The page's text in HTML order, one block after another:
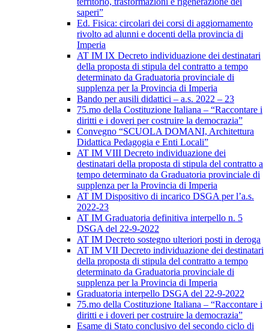
saperi”
Ed. Fisica: circolari dei corsi di aggiornamento
rivolto ad alunni e docenti della provincia di
Imperia
AT IM IX Decreto individuazione dei destinatari
della proposta di stipula del contratto a tempo
determinato da Graduatoria provinciale di
supplenza per la Provincia di Imperia
Bando per ausili didattici – a.s. 2022 – 23
75.mo della Costituzione Italiana – “Raccontare i
diritti e i doveri per costruire la democrazia”
Convegno “SCUOLA DOMANI, Architettura
Didattica Pedagogia e Enti Locali”
AT IM VIII Decreto individuazione dei
destinatari della proposta di stipula del contratto a
tempo determinato da Graduatoria provinciale di
supplenza per la Provincia di Imperia
AT IM Dispositivo di incarico DSGA per l’a.s.
2022-23
AT IM Graduatoria definitiva interpello n. 5
DSGA del 22-9-2022
AT IM Decreto sostegno ulteriori posti in deroga
AT IM VII Decreto individuazione dei destinatari
della proposta di stipula del contratto a tempo
determinato da Graduatoria provinciale di
supplenza per la Provincia di Imperia
Graduatoria interpello DSGA del 22-9-2022
75.mo della Costituzione Italiana – “Raccontare i
diritti e i doveri per costruire la democrazia”
Esame di Stato conclusivo del secondo ciclo di